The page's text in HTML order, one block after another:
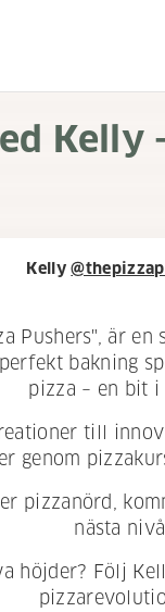
Kelly
Kelly
Pushers", är
bakning
pizza – en bit i
till
genom
pizzanörd,
nästa
höjder? Följ